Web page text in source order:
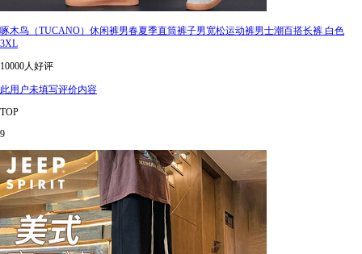
啄木鸟（TUCANO）休闲裤男春夏季直筒裤子男宽松运动裤男士潮百搭长裤 白色
3XL
10000人好评
此用户未填写评价内容
TOP
9